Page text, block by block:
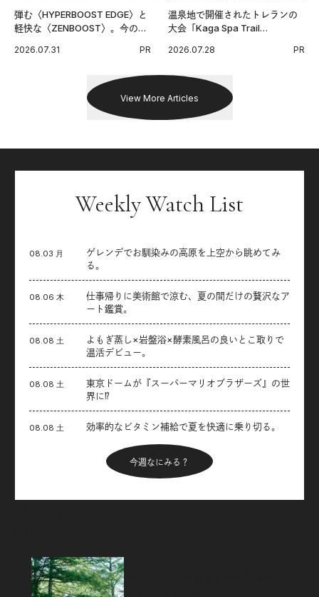
弾む〈HYPERBOOST EDGE〉と
軽快な〈ZENBOOST〉。今の時
出した新機軸。
2026.07.31 PR
温泉地で開催されたトレランの
大会「Kaga Spa Trail
戦を夢見るランナーたちの奮闘
2026.07.28 PR
View More Articles
Weekly Watch List
08.03 月
ゲレンデでお馴染みの高原を上空から眺めてみ
る。
08.06 木
仕事帰りに美術館で涼む、夏の間だけの贅沢なア
ート鑑賞。
08.08 土
よもぎ蒸し×岩盤浴×酵素風呂の良いとこ取りで
温活デビュー。
08.08 土
東京ドームが『スーパーマリオブラザーズ』の世
界に⁉︎
08.08 土 効率的なビタミン補給で夏を快適に乗り切る。
今週なにみる？